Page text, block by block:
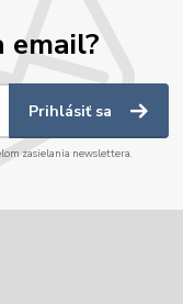
email?
Prihlásiť sa
zasielania newslettera.